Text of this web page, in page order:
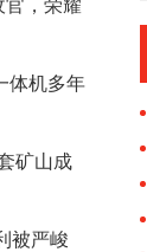
，荣耀
体机多年
矿山成
被严峻